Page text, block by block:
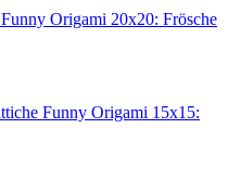
Funny Origami 20x20: Frösche
Funny Origami 15x15: